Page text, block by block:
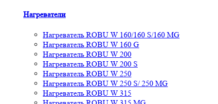
Нагреватели
Нагреватель ROBU W 160/160 S/160 MG
Нагреватель ROBU W 160 G
Нагреватель ROBU W 200
Нагреватель ROBU W 200 S
Нагреватель ROBU W 250
Нагреватель ROBU W 250 S/ 250 MG
Нагреватель ROBU W 315